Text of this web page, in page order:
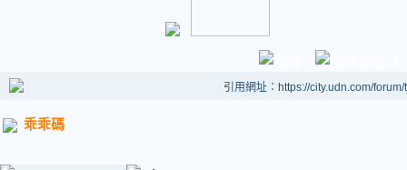
引用網址：https://city.udn.com/
乖乖碼